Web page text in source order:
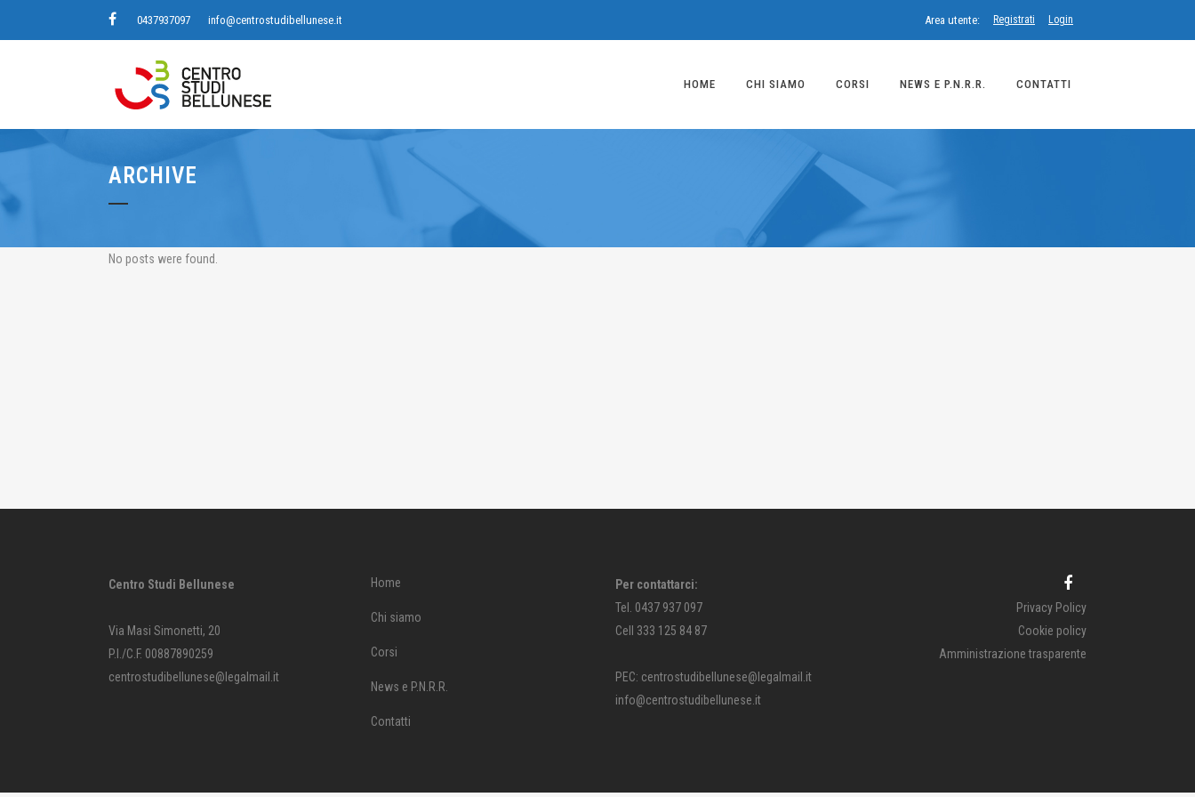
0437937097 info@centrostudibellunese.it Area utente: Registrati Login
HOME CHI SIAMO CORSI NEWS E P.N.R.R. CONTATTI
ARCHIVE
No posts were found.
Centro Studi Bellunese
Via Masi Simonetti, 20
P.I./C.F. 00887890259
centrostudibellunese@legalmail.it
Home
Chi siamo
Corsi
News e P.N.R.R.
Contatti
Per contattarci:
Tel. 0437 937 097
Cell 333 125 84 87
PEC: centrostudibellunese@legalmail.it
info@centrostudibellunese.it
Privacy Policy
Cookie policy
Amministrazione trasparente